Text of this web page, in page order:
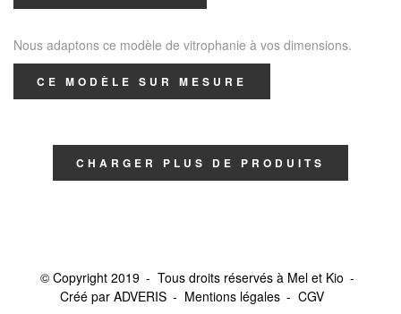
Nous adaptons ce modèle de vitrophanie à vos dimensions.
CE MODÈLE SUR MESURE
CHARGER PLUS DE PRODUITS
© Copyright 2019
Tous droits réservés à Mel et Kio
Créé par ADVERIS
Mentions légales CGV